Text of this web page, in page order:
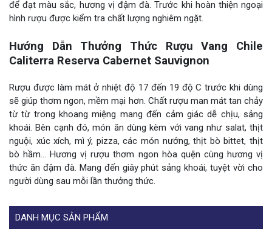
để đạt màu sắc, hương vị đậm đà. Trước khi hoàn thiện ngoại
hình rượu được kiểm tra chất lượng nghiêm ngặt.
Hướng Dẫn Thưởng Thức Rượu Vang Chile
Caliterra Reserva Cabernet Sauvignon
Rượu được làm mát ở nhiệt độ 17 đến 19 độ C trước khi dùng
sẽ giúp thơm ngon, mềm mại hơn. Chất rượu man mát tan chảy
từ từ trong khoang miệng mang đến cảm giác dễ chịu, sảng
khoái. Bên cạnh đó, món ăn dùng kèm với vang như salat, thịt
nguội, xúc xích, mì ý, pizza, các món nướng, thịt bò bittet, thịt
bò hầm… Hương vị rượu thơm ngon hòa quện cùng hương vị
thức ăn đậm đà. Mang đến giây phút sảng khoái, tuyệt vời cho
người dùng sau mỗi lần thưởng thức.
DANH MỤC SẢN PHẨM